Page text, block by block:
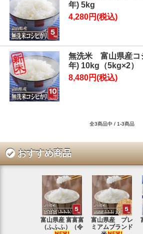
年) 5kg
4,280円(税込)
無洗米 富山県産コ
年) 10kg（5kg×2）
8,480円(税込)
全3商品中 / 1-3商品
おすすめ商品
富山県産 富富富
（ふふふ）（令
富山県産 プレ
ミアムブランド